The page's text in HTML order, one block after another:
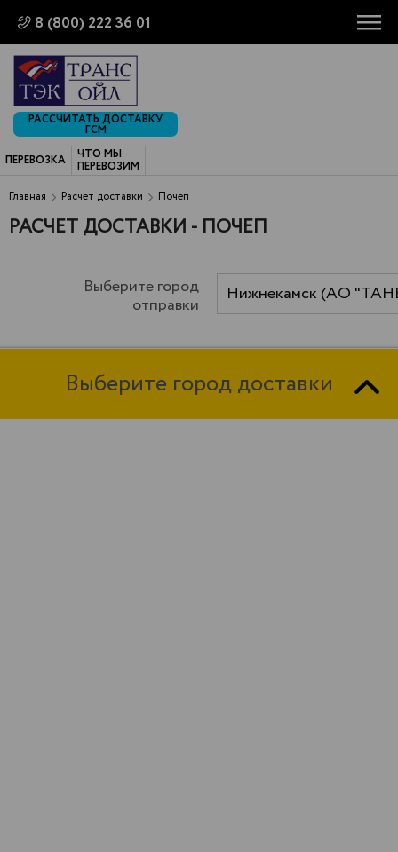
8 (800) 222 36 01
РАССЧИТАТЬ ДОСТАВКУ
ГСМ
ПЕРЕВОЗКА
ЧТО МЫ
ПЕРЕВОЗИМ
Главная
Расчет доставки Почеп
РАСЧЕТ ДОСТАВКИ - ПОЧЕП
Выберите город
отправки
Нижнекамск (АО
Выберите город доставки